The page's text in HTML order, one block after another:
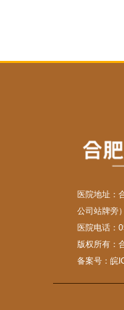
医院地址：
公司站牌旁）
医院电话：
版权所有：
备案号： 皖